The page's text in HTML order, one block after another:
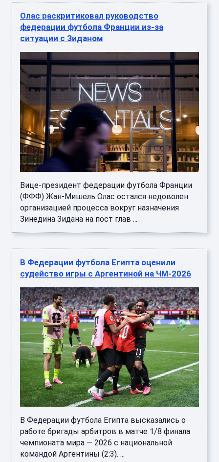
Олас раскритиковал руководство
федерации футбола Франции из-за
ситуации с Зиданом
Вице-президент федерации футбола Франции
(ФФФ) Жан-Мишель Олас остался недоволен
организацией процесса вокруг назначения
Зинедина Зидана на пост глав ...
В Федерации футбола Египта оценили
судейство игры с Аргентиной на ЧМ-2026
В Федерации футбола Египта высказались о
работе бригады арбитров в матче 1/8 финала
чемпионата мира — 2026 с национальной
командой Аргентины (2:3). ...